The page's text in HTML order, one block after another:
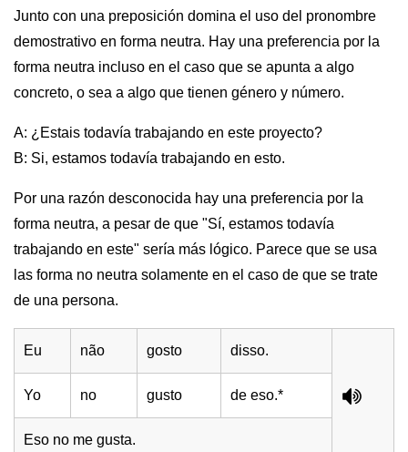
Junto con una preposición domina el uso del pronombre
demostrativo en forma neutra. Hay una preferencia por la
forma neutra incluso en el caso que se apunta a algo
concreto, o sea a algo que tienen género y número.
A: ¿Estais todavía trabajando en este proyecto?
B: Si, estamos todavía trabajando en esto.
Por una razón desconocida hay una preferencia por la
forma neutra, a pesar de que "Sí, estamos todavía
trabajando en este" sería más lógico. Parece que se usa
las forma no neutra solamente en el caso de que se trate
de una persona.
Eu não gosto disso.
Yo no gusto de eso.*
Eso no me gusta.